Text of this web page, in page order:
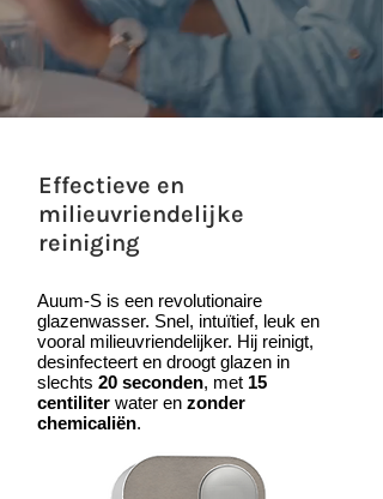
Effectieve en
milieuvriendelijke
reiniging
Auum-S is een revolutionaire
glazenwasser. Snel, intuïtief, leuk en
vooral milieuvriendelijker. Hij reinigt,
desinfecteert en droogt glazen in
slechts 20 seconden, met 15
centiliter water en zonder
chemicaliën.